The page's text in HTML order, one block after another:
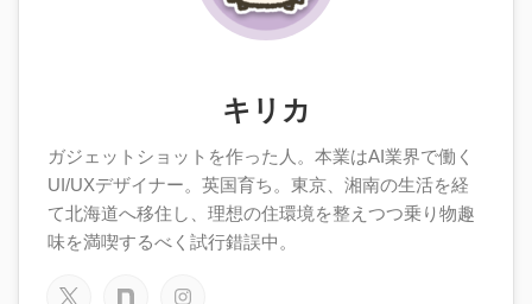
キリカ
ガジェットショットを作った人。本業はAI業界で働く
UI/UXデザイナー。英国育ち。東京、湘南の生活を経
て北海道へ移住し、理想の住環境を整えつつ乗り物趣
味を満喫するべく試行錯誤中。